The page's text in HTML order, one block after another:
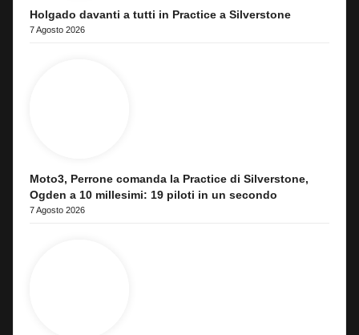
Holgado davanti a tutti in Practice a Silverstone
7 Agosto 2026
Moto3, Perrone comanda la Practice di Silverstone,
Ogden a 10 millesimi: 19 piloti in un secondo
7 Agosto 2026